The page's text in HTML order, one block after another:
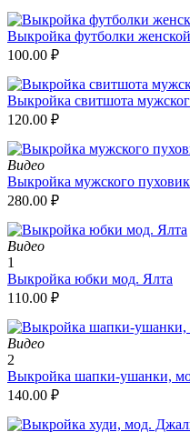
Выкройка футболки
100.00 ₽
Выкройка свитшота
120.00 ₽
Видео
Выкройка мужского
280.00 ₽
Видео
1
Выкройка юбки мод. Ялта
110.00 ₽
Видео
2
Выкройка шапки-ушанки,
140.00 ₽